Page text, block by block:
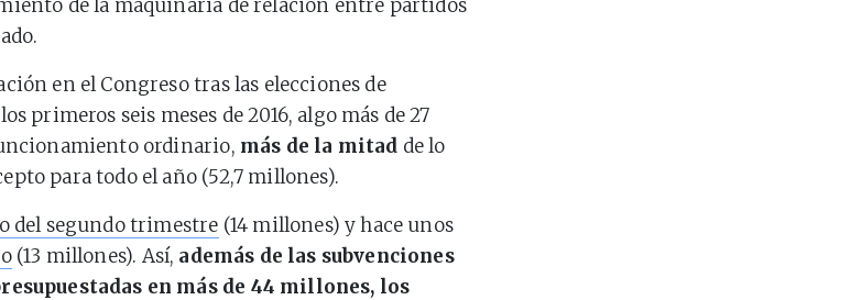
de la maquinaria de relación entre partidos
en el Congreso tras las elecciones de
primeros seis meses de 2016, algo más de 27
ordinario, más de la mitad de lo
para todo el año (52,7 millones).
del segundo trimestre (14 millones) y hace unos
(13 millones). Así, además de las subvenciones
en más de 44 millones, los